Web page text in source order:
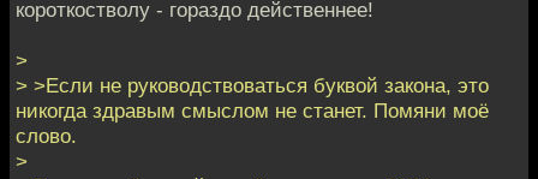
короткостволу - гораздо действеннее!
>
> >Если не руководствоваться буквой закона, это
никогда здравым смыслом не станет. Помяни моё
слово.
>